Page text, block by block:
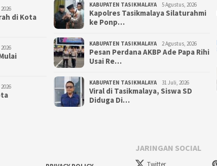
di Kota
KABUPATEN TASIKMALAYA 5 Agustus, 2026
Kapolres Tasikmalaya Silaturahmi
ke Ponp…
KABUPATEN TASIKMALAYA 2 Agustus, 2026
Pesan Perdana AKBP Ade Papa Rihi
Usai Re…
KABUPATEN TASIKMALAYA 31 Juli, 2026
Viral di Tasikmalaya, Siswa SD
Diduga Di…
JARINGAN SOCIAL